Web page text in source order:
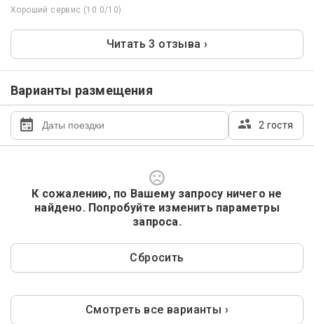
Хороший сервис (10.0/10)
Читать 3 отзыва ›
Варианты размещения
2 гостя
К сожалению, по Вашему запросу ничего не
найдено. Попробуйте изменить параметры
запроса.
Сбросить
Смотреть все варианты ›